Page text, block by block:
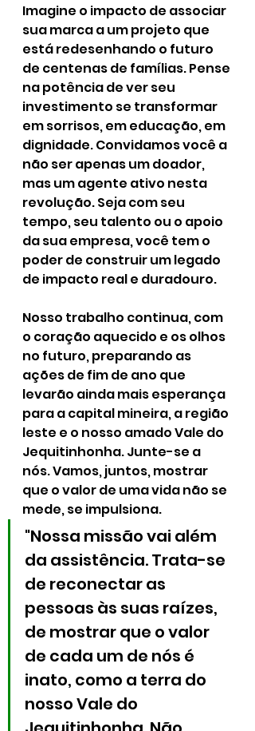
Imagine o impacto de associar
sua marca a um projeto que
está redesenhando o futuro
de centenas de famílias. Pense
na potência de ver seu
investimento se transformar
em sorrisos, em educação, em
dignidade. Convidamos você a
não ser apenas um doador,
mas um agente ativo nesta
revolução. Seja com seu
tempo, seu talento ou o apoio
da sua empresa, você tem o
poder de construir um legado
de impacto real e duradouro.
Nosso trabalho continua, com
o coração aquecido e os olhos
no futuro, preparando as
ações de fim de ano que
levarão ainda mais esperança
para a capital mineira, a região
leste e o nosso amado Vale do
Jequitinhonha. Junte-se a
nós. Vamos, juntos, mostrar
que o valor de uma vida não se
mede, se impulsiona.
"Nossa missão vai além
da assistência. Trata-se
de reconectar as
pessoas às suas raízes,
de mostrar que o valor
de cada um de nós é
inato, como a terra do
nosso Vale do